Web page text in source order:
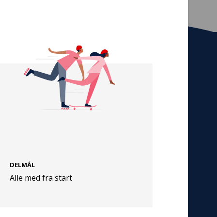
DELMÅL
Alle med fra start
Tilmeld nyhedsbrev
De seneste nyheder om TrygFondens og
TryghedsGruppens aktiviteter direkte i din
indbakke.
Persondata